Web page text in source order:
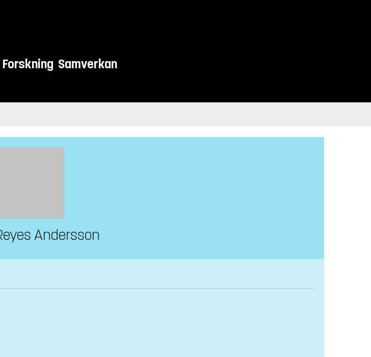
Forskning Samverkan
Andersson